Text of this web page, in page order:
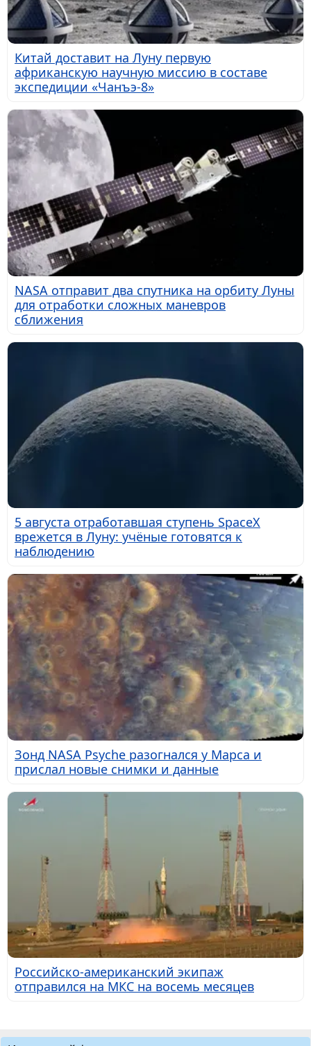
Китай доставит на Луну первую
африканскую научную миссию в составе
экспедиции «Чанъэ-8»
NASA отправит два спутника на орбиту Луны
для отработки сложных маневров
сближения
5 августа отработавшая ступень SpaceX
врежется в Луну: учёные готовятся к
наблюдению
Зонд NASA Psyche разогнался у Марса и
прислал новые снимки и данные
Российско-американский экипаж
отправился на МКС на восемь месяцев